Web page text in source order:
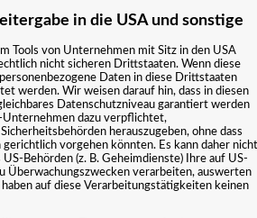
in die USA und sonstige
Tools von Unternehmen mit Sitz in den USA
nicht sicheren Drittstaaten. Wenn diese
Daten in diese Drittstaaten
werden. Wir weisen darauf hin, dass in diesen
Datenschutzniveau garantiert werden
Unternehmen dazu verpflichtet,
herauszugeben, ohne dass
vorgehen könnten. Es kann daher nicht
Behörden (z. B. Geheimdienste) Ihre auf US-
Überwachungszwecken verarbeiten, auswerten
auf diese Verarbeitungstätigkeiten keinen